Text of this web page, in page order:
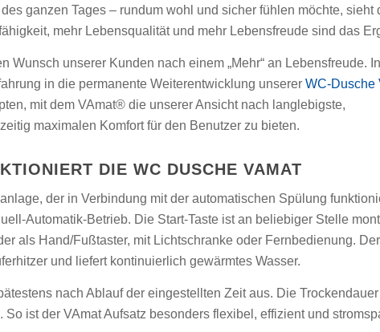
ganzen Tages – rundum wohl und sicher fühlen möchte, sieht
mehr Lebensqualität und mehr Lebensfreude sind das
Wunsch unserer Kunden nach einem „Mehr“ an Lebensfreude.
in die permanente Weiterentwicklung unsererWC-Dusche
mit dem VAmat® die unserer Ansicht nach langlebigste,
maximalen Komfort für den Benutzer zu bieten.
DIE WC DUSCHE VAMAT
der in Verbindung mit der automatischen Spülung
Automatik-Betrieb. Die Start-Taste ist an beliebiger Stelle
als Hand/Fußtaster, mit Lichtschranke oder Fernbedienung.
und liefert kontinuierlich gewärmtes Wasser.
nach Ablauf der eingestellten Zeit aus. Die
ist der VAmat Aufsatz besonders flexibel, effizient und